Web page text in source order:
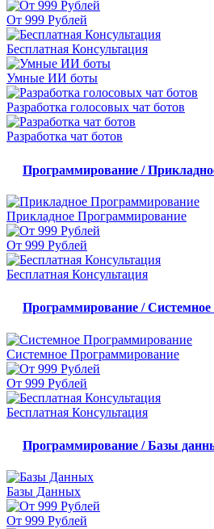
От 999 Рублей
Бесплатная Консультация
Умные ИИ боты
Разработка голосовых чат ботов
Разработка чат ботов
Программирование /
Прикладное Программирование
От 999 Рублей
Бесплатная Консультация
Программирование /
Системное Программирование
От 999 Рублей
Бесплатная Консультация
Программирование / Базы
Базы Данных
От 999 Рублей